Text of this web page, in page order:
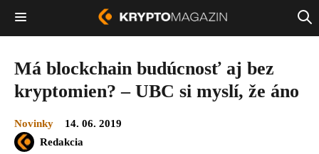
Má blockchain budúcnosť aj bez
kryptomien? – UBC si myslí, že áno
Novinky
14. 06. 2019
Redakcia